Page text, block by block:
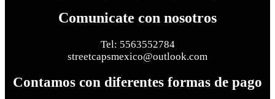
Comunicate con nosotros
Tel: 5563552784
streetcapsmexico@outlook.com
Contamos con diferentes formas de pago